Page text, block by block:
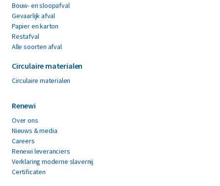
Bouw- en sloopafval
Gevaarlijk afval
Papier en karton
Restafval
Alle soorten afval
Circulaire materialen
Circulaire materialen
Renewi
Over ons
Nieuws & media
Careers
Renewi leveranciers
Verklaring moderne slavernij
Certificaten